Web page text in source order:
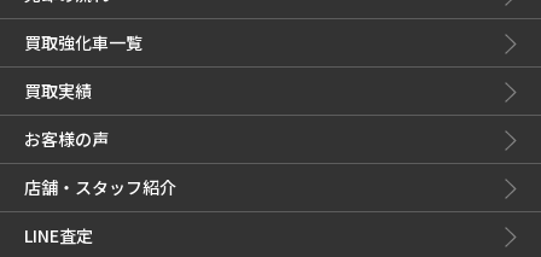
買取強化車一覧
買取実績
お客様の声
店舗・スタッフ紹介
LINE査定